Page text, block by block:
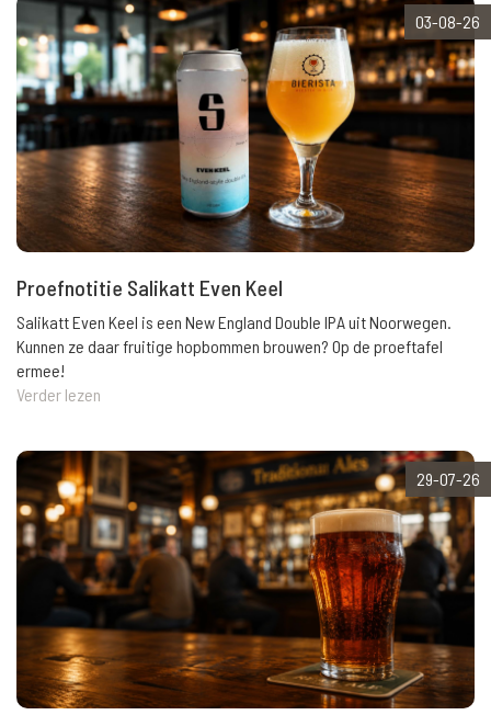
03-08-26
Proefnotitie Salikatt Even Keel
Salikatt Even Keel is een New England Double IPA uit Noorwegen.
Kunnen ze daar fruitige hopbommen brouwen? Op de proeftafel
ermee!
Verder lezen
29-07-26